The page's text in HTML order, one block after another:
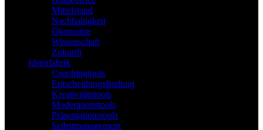
Mittelstand
Nachhaltigkeit
Ökonomie
Wissenschaft
Zukunft
Ideenfabrik
Coachingtools
Entscheidungsfindung
Kreativitätstools
Moderationstools
Präsentationstools
Selbstmanagement